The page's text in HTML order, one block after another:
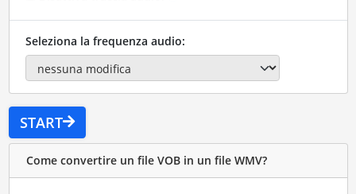
Seleziona la frequenza audio:
START
Come convertire un file VOB in un file WMV?